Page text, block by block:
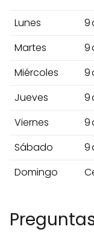
Lunes
9
Martes
9
Miércoles
9
Jueves
9
Viernes
9
Sábado
9
Domingo